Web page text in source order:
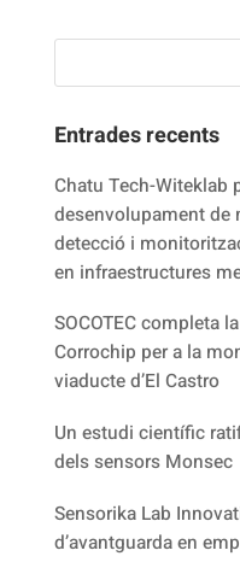
Entrades recents
Chatu Tech-Witeklab
desenvolupament de
detecció i
en infraestructures
SOCOTEC completa
Corrochip per a la
viaducte d’El Castro
Un estudi científic
dels sensors Monsec
Sensorika Lab
d’avantguarda en